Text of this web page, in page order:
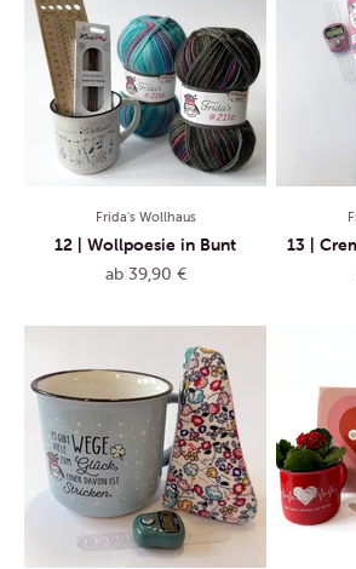
Frida's Wollhaus
12 | Wollpoesie in Bunt
Angebot
ab 39,90 €
13 |